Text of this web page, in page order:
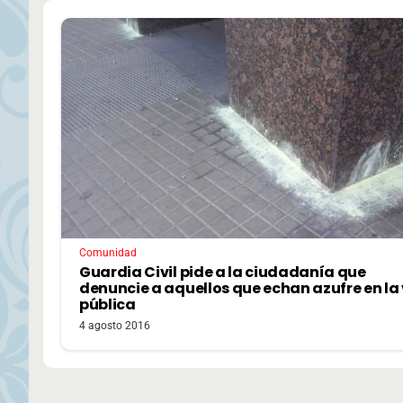
Comunidad
Guardia Civil pide a la ciudadanía que
denuncie a aquellos que echan azufre en
pública
4 agosto 2016